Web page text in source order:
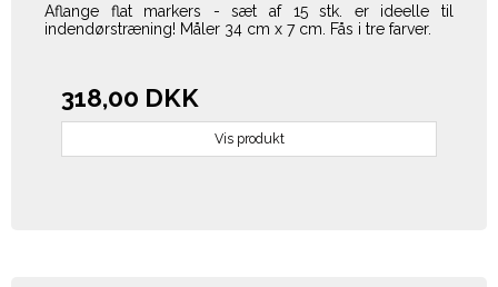
Aflange flat markers - sæt af 15 stk. er ideelle til
indendørstræning! Måler 34 cm x 7 cm. Fås i tre farver.
318,00 DKK
Vis produkt